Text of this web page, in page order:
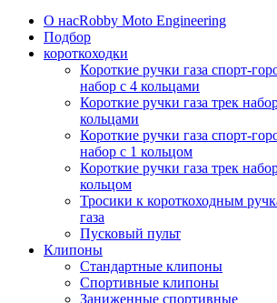
О насRobby Moto Engineering
Подбор
короткоходки
Короткие ручки газа спорт-
набор с 4 кольцами
Короткие ручки газа трек
кольцами
Короткие ручки газа спорт-
набор с 1 кольцом
Короткие ручки газа трек
кольцом
Тросики к короткоходным
газа
Пусковый пульт
Клипоны
Стандартные клипоны
Спортивные клипоны
Заниженные спортивные